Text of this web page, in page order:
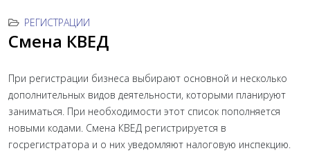
РЕГИСТРАЦИИ
Смена КВЕД
При регистрации бизнеса выбирают основной и несколько
дополнительных видов деятельности, которыми планируют
заниматься. При необходимости этот список пополняется
новыми кодами. Смена КВЕД регистрируется в
госрегистратора и о них уведомляют налоговую инспекцию.